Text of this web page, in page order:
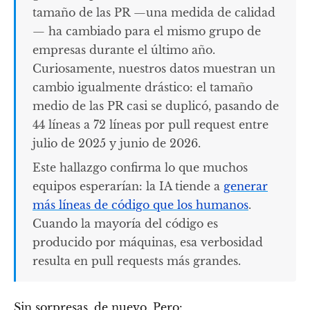
tamaño de las PR —una medida de calidad
— ha cambiado para el mismo grupo de
empresas durante el último año.
Curiosamente, nuestros datos muestran un
cambio igualmente drástico: el tamaño
medio de las PR casi se duplicó, pasando de
44 líneas a 72 líneas por pull request entre
julio de 2025 y junio de 2026.
Este hallazgo confirma lo que muchos
equipos esperarían: la IA tiende a generar
más líneas de código que los humanos.
Cuando la mayoría del código es
producido por máquinas, esa verbosidad
resulta en pull requests más grandes.